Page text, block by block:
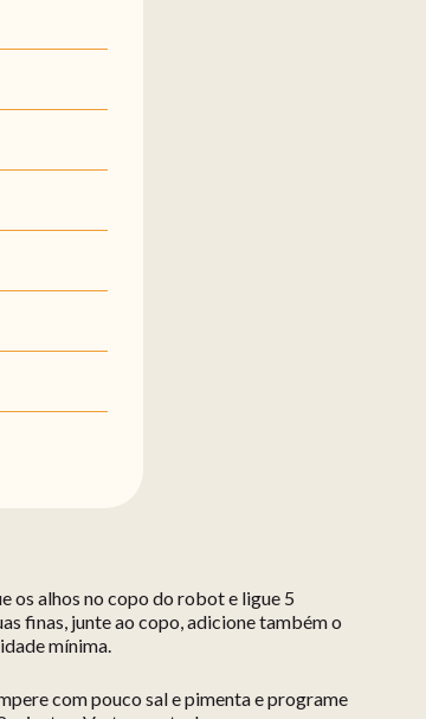
os alhos no copo do robot e ligue 5
finas, junte ao copo, adicione também o
mínima.
com pouco sal e pimenta e programe